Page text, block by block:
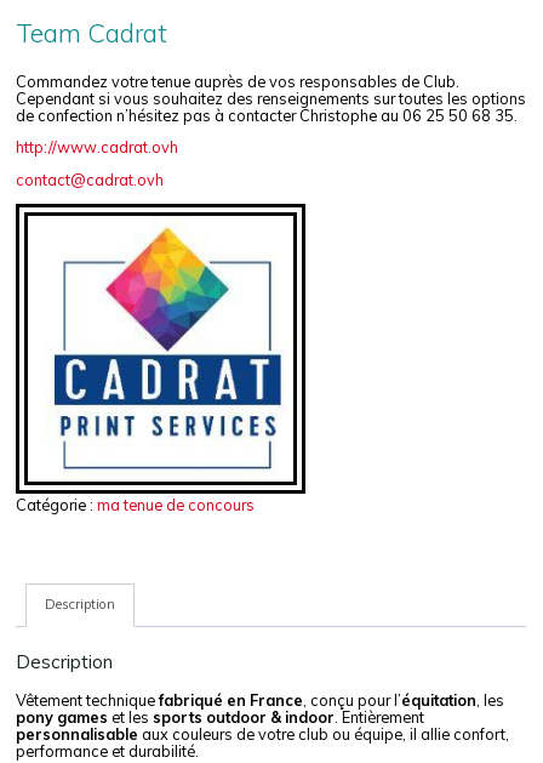
Team Cadrat
Commandez votre tenue auprès de vos responsables de Club.
Cependant si vous souhaitez des renseignements sur toutes les options
de confection n’hésitez pas à contacter Christophe au 06 25 50 68 35.
http://www.cadrat.ovh
contact@cadrat.ovh
Catégorie :ma tenue de concours
Description
Description
Vêtement techniquefabriqué en France, conçu pour l’équitation, les
pony games et les sports outdoor & indoor. Entièrement
personnalisable aux couleurs de votre club ou équipe, il allie confort,
performance et durabilité.